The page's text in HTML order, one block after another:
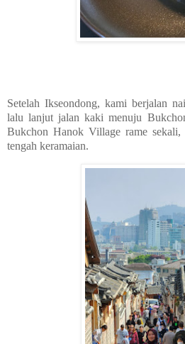
Setelah Ikseondong, kami berjalan
lalu lanjut jalan kaki menuju
Bukchon Hanok Village rame
tengah keramaian.